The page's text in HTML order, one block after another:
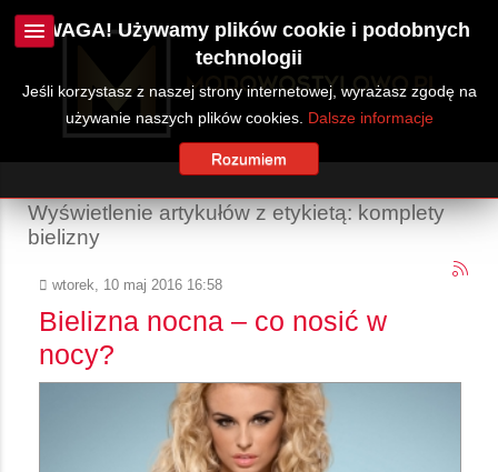
Wyświetlenie artykułów z etykietą: komplety
bielizny
wtorek, 10 maj 2016 16:58
Bielizna nocna – co nosić w
nocy?
UWAGA! Używamy plików cookie i podobnych
technologii
Jeśli korzystasz z naszej strony internetowej, wyrażasz zgodę na
używanie naszych plików cookies. Dalsze informacje
Rozumiem